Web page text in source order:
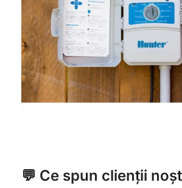
💬 Ce spun clienții